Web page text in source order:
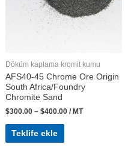
Döküm kaplama kromit kumu
AFS40-45 Chrome Ore Origin
South Africa/Foundry
Chromite Sand
$300.00 – $400.00 / MT
Teklife ekle